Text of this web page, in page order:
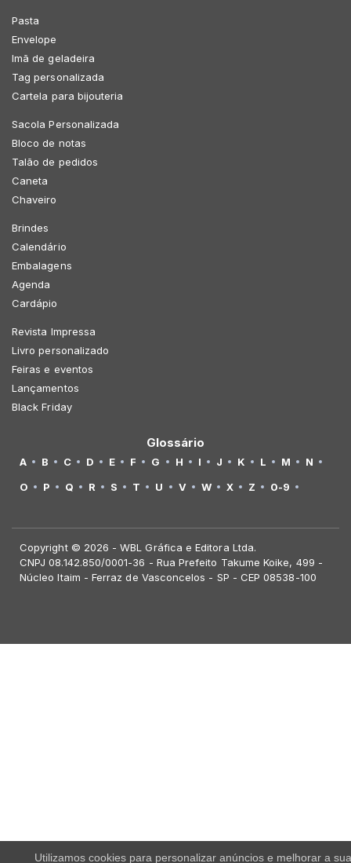
Pasta
Envelope
Imã de geladeira
Tag personalizada
Cartela para bijouteria
Sacola Personalizada
Bloco de notas
Talão de pedidos
Caneta
Chaveiro
Brindes
Calendário
Embalagens
Agenda
Cardápio
Revista Impressa
Livro personalizado
Feiras e eventos
Lançamentos
Black Friday
Glossário
A B C D E F G H I J K L M
N
O
P Q R S T U V W X Z 0-9
Copyright © 2026 - WBL Gráfica e Editora Ltda.
CNPJ 08.142.850/0001-36 - Rua Prefeito Takume Koike, 499 -
Núcleo Itaim - Ferraz de Vasconcelos - SP - CEP 08538-100
Utilizamos cookies para personalizar anúncios e melhorar a sua